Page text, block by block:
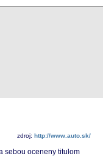
zdroj: http://www.auto.sk/
sebou oceneny titulom